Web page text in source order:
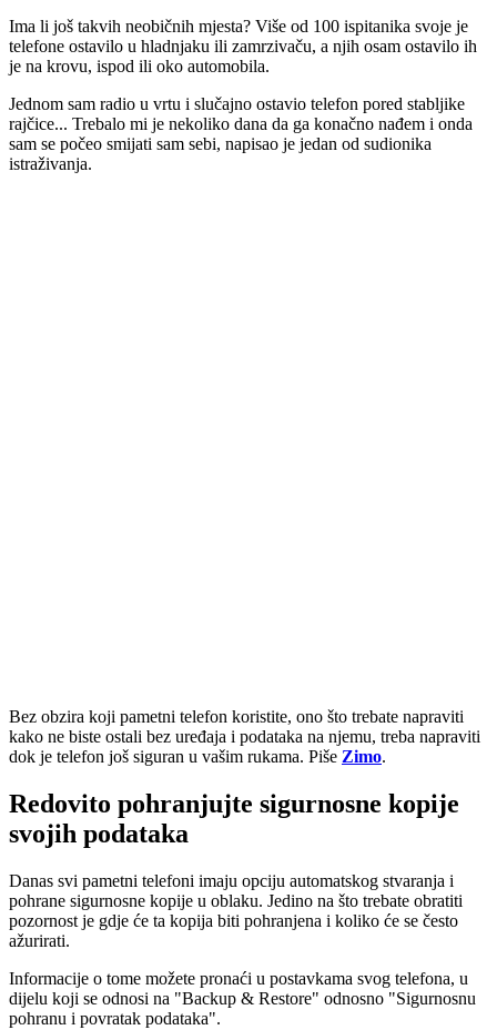
Ima li još takvih neobičnih mjesta? Više od 100 ispitanika svoje je
telefone ostavilo u hladnjaku ili zamrzivaču, a njih osam ostavilo ih
je na krovu, ispod ili oko automobila.
Jednom sam radio u vrtu i slučajno ostavio telefon pored stabljike
rajčice... Trebalo mi je nekoliko dana da ga konačno nađem i onda
sam se počeo smijati sam sebi, napisao je jedan od sudionika
istraživanja.
Bez obzira koji pametni telefon koristite, ono što trebate napraviti
kako ne biste ostali bez uređaja i podataka na njemu, treba napraviti
dok je telefon još siguran u vašim rukama. Piše Zimo.
Redovito pohranjujte sigurnosne kopije
svojih podataka
Danas svi pametni telefoni imaju opciju automatskog stvaranja i
pohrane sigurnosne kopije u oblaku. Jedino na što trebate obratiti
pozornost je gdje će ta kopija biti pohranjena i koliko će se često
ažurirati.
Informacije o tome možete pronaći u postavkama svog telefona, u
dijelu koji se odnosi na "Backup & Restore" odnosno "Sigurnosnu
pohranu i povratak podataka".